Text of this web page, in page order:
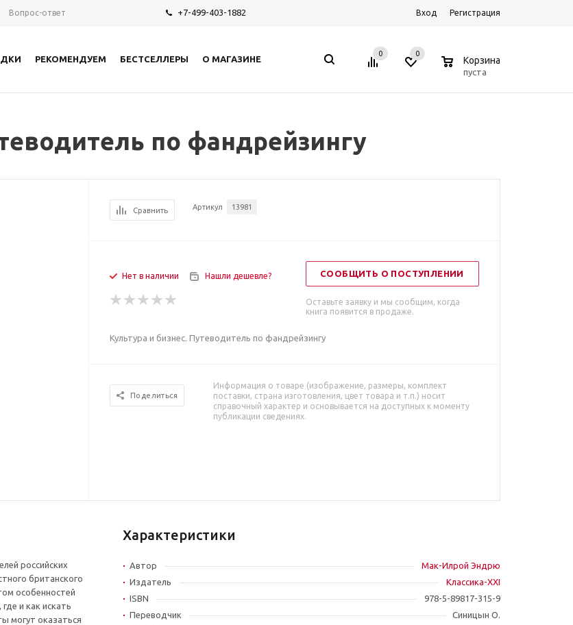
Вопрос-ответ +7-499-403-1882 Вход Регистрация
РЕКОМЕНДУЕМ БЕСТСЕЛЛЕРЫ О МАГАЗИНЕ
0 0
Корзина
пуста
по фандрейзингу
Сравнить Артикул 13981
Нет в наличии Нашли дешевле? СООБЩИТЬ О ПОСТУПЛЕНИИ
Оставьте заявку и мы сообщим, когда
книга появится в продаже.
Культура и бизнес. Путеводитель по фандрейзингу
Поделиться
Информация о товаре (изображение, размеры, комплект
поставки, страна изготовления, цвет товара и т.п.) носит
справочный характер и основывается на доступных к моменту
публикации сведениях.
российских
британского
особенностей
и как искать
могут оказаться
Характеристики
Автор
Мак-Илрой Эндрю
Издатель
Классика-XXI
ISBN
978-5-89817-315-9
Переводчик
Синицын О.